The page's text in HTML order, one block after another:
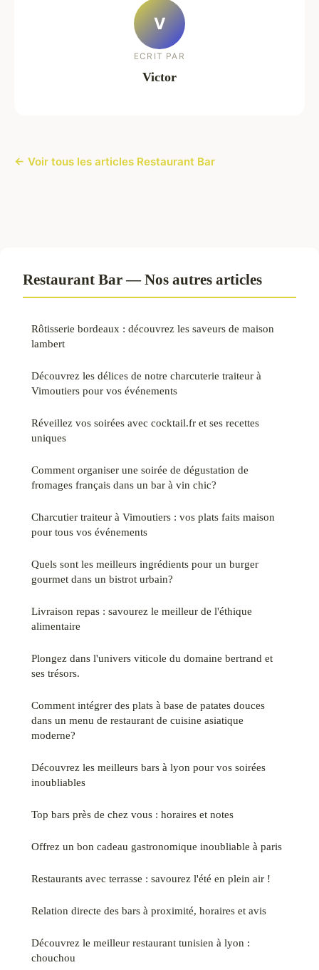
V
ECRIT PAR
Victor
← Voir tous les articles Restaurant Bar
Restaurant Bar — Nos autres articles
Rôtisserie bordeaux : découvrez les saveurs de maison
lambert
Découvrez les délices de notre charcuterie traiteur à
Vimoutiers pour vos événements
Réveillez vos soirées avec cocktail.fr et ses recettes
uniques
Comment organiser une soirée de dégustation de
fromages français dans un bar à vin chic?
Charcutier traiteur à Vimoutiers : vos plats faits maison
pour tous vos événements
Quels sont les meilleurs ingrédients pour un burger
gourmet dans un bistrot urbain?
Livraison repas : savourez le meilleur de l'éthique
alimentaire
Plongez dans l'univers viticole du domaine bertrand et
ses trésors.
Comment intégrer des plats à base de patates douces
dans un menu de restaurant de cuisine asiatique
moderne?
Découvrez les meilleurs bars à lyon pour vos soirées
inoubliables
Top bars près de chez vous : horaires et notes
Offrez un bon cadeau gastronomique inoubliable à paris
Restaurants avec terrasse : savourez l'été en plein air !
Relation directe des bars à proximité, horaires et avis
Découvrez le meilleur restaurant tunisien à lyon :
chouchou